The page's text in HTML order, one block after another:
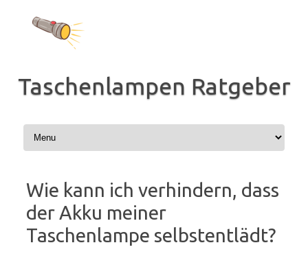
springen
Taschenlampen Ratgeber
Wie kann ich verhindern, dass
der Akku meiner
Taschenlampe selbstentlädt?